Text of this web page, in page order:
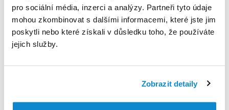
pro sociální média, inzerci a analýzy. Partneři tyto údaje
mohou zkombinovat s dalšími informacemi, které jste jim
poskytli nebo které získali v důsledku toho, že používáte
jejich služby.
Zobrazit detaily
Děkujeme, že se svěřujete do naší péče